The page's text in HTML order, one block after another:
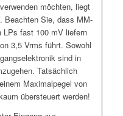
möchten, liegt
Beachten Sie, dass MM-
LPs fast 100 mV liefern
3,5 Vrms führt. Sowohl
sind in
Tatsächlich
Maximalpegel von
übersteuert werden!